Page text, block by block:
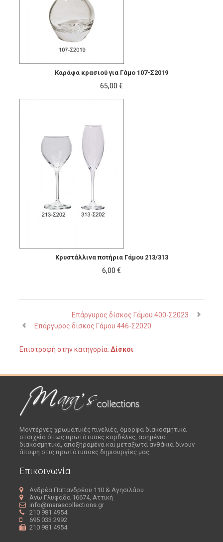
Καράφα κρασιού για Γάμο 107-Σ2019
65,00 €
Κρυστάλλινα ποτήρια Γάμου 213/313
6,00 €
Επάργυρος δίσκος Γάμου 400-Σ2023
Επάργυρος δίσκος Γάμου 446-Σ2020
Επιστροφή στην κατηγορία: Δίσκοι
Μοντέρνες χρωματικές πινελιές, όμορφα διακοσμητικά
στοιχεία όπως πρωτότυπες κορδέλες, ασημένια
διακοσμητικά, αποξηραμένα και μεταξωτά ανθάκια δίνουν
άποψη στις πρωτότυποες δημιουργίες μας
Επικοινωνία
Ανδρέα Παπανδρέου 110 & Αγησιλάου
Άνω Γλυφάδα 16674, Αττική
info@marascollections.gr
210 981 4954
695 033 2992
210 981 4954